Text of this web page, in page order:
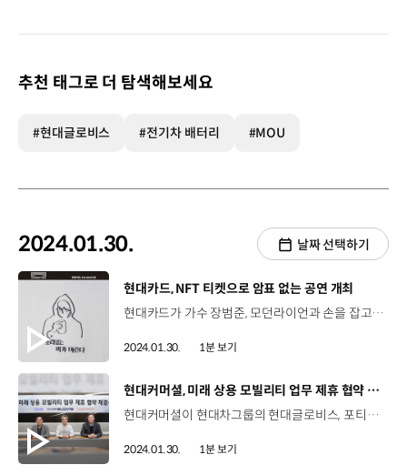
추천 태그로 더 탐색해보세요
#현대글로비스 #전기차 배터리 #MOU
2024.01.30. 날짜 선택하기
[동영상]
현대카드, NFT 티켓으로 암표 없는 공연 개최
현대카드가 가수 장범준, 모던라이언과 손을 잡고 암표를 원천 차단하기 위해 ‘NFT 티켓’을 활용한 공연을 선보일 예정입니다. NFT 티켓에는 블록체인 기술이 적용돼 티켓을 구매한 본인만 공연을 관람할 수 있으며 양도는 물론 암표 거래 역시 불가능하고 입장권 부정 판매에 자주 쓰이는 매크로 프로그램도 사용할 수 없습니다. 현대카드는 다음 달 7일부터 서울 한남동 현대카드 언더스테이지에서 열리는 ‘현대카드 Curated 92 장범준 : 소리없는 비가 내린다’ 공연에서 NFT 티켓을 발행하고 건강한 공연 문화를 만들어 나갈 예정입니다.
2024.01.30. 1분 보기
[동영상]
현대커머셜, 미래 상용 모빌리티 업무 제휴 협약 체결
현대커머셜이 현대차그룹의 현대글로비스, 포티투닷과 함께 ‘미래 상용 모빌리티 업무 제휴 협약’을 체결했습니다. 이번 협약은 현대차그룹의 대표적인 SCM(공급망관리) 프로바이더, 소프트웨어 센터, 금융사가 함께 참여한 사업으로 이를 통해 3사는 고도화된 모빌리티 솔루션을 구축하고 다양한 서비스를 제공해 나간다는 계획입니다. 이를 위해 현대커머셜은 국내 대표 상용차 전용 모바일 앱인 ‘고트럭’을 기반으로 특화된 금융 상품·서비스를 제공하고 고객들의 다양한 비금융 데이터를 활용해 금융 상품의 기획, 심사 등의 서비스를 더욱 고도화해 나갈 계획입니다.
2024.01.30. 1분 보기